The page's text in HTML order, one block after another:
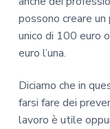
possono creare
unico di 100 euro
euro l’una.
Diciamo che in
farsi fare dei
lavoro è utile